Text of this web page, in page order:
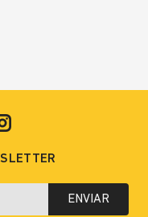
ENVIAR